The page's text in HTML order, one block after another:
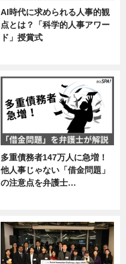
AI時代に求められる人事的観
点とは？「科学的人事アワー
ド」授賞式
多重債務者147万人に急増！
他人事じゃない「借金問題」
の注意点を弁護士…